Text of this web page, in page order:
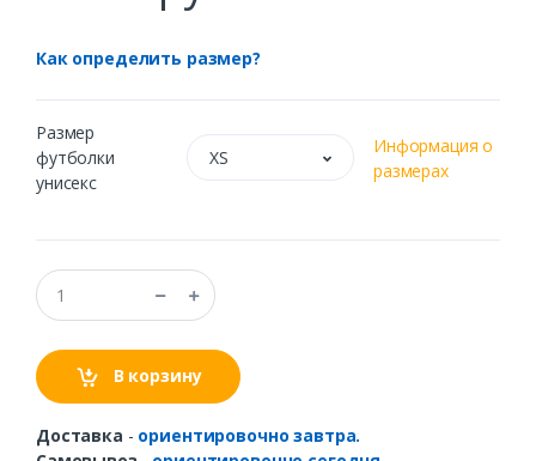
Как определить размер?
Размер
футболки
унисекс
XS
Информация о
размерах
В корзину
Доставка - ориентировочно завтра.